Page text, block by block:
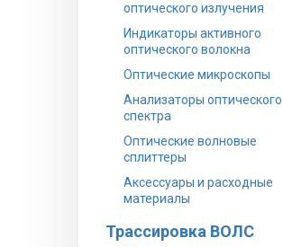
оптического излучения
Индикаторы активного
оптического волокна
Оптические микроскопы
Анализаторы оптического
спектра
Оптические волновые
сплиттеры
Аксессуары и расходные
материалы
Трассировка ВОЛС